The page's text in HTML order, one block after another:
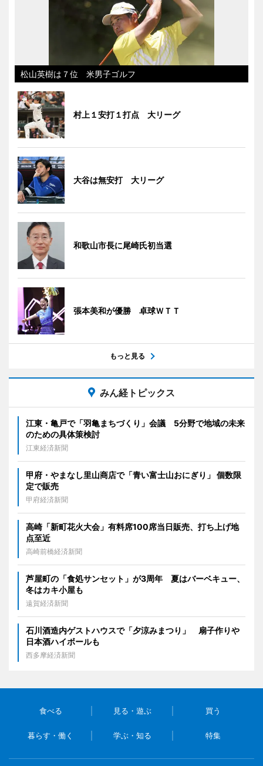
松山英樹は７位 米男子ゴルフ
村上１安打１打点 大リーグ
大谷は無安打 大リーグ
和歌山市長に尾崎氏初当選
張本美和が優勝 卓球ＷＴＴ
もっと見る
みん経トピックス
江東・亀戸で「羽亀まちづくり」会議 5分野で地域の未来
のための具体策検討
江東経済新聞
甲府・やまなし里山商店で「青い富士山おにぎり」 個数限
定で販売
甲府経済新聞
高崎「新町花火大会」有料席100席当日販売、打ち上げ地
点至近
高崎前橋経済新聞
芦屋町の「食処サンセット」が3周年 夏はバーベキュー、
冬はカキ小屋も
遠賀経済新聞
石川酒造内ゲストハウスで「夕涼みまつり」 扇子作りや
日本酒ハイボールも
西多摩経済新聞
食べる 見る・遊ぶ 買う
暮らす・働く 学ぶ・知る 特集